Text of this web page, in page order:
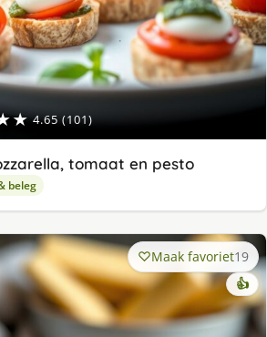
4.65 (101)
tomaat en pesto
beleg
Maak favoriet19
👍